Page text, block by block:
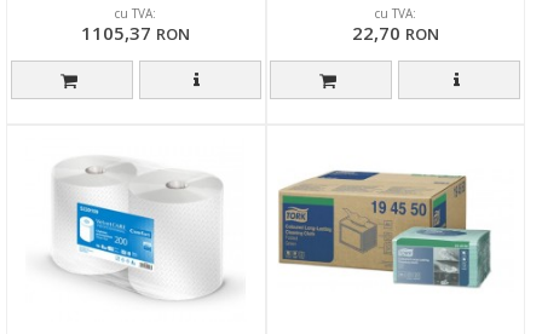
cu TVA:
1105,37 RON
cu TVA:
22,70 RON